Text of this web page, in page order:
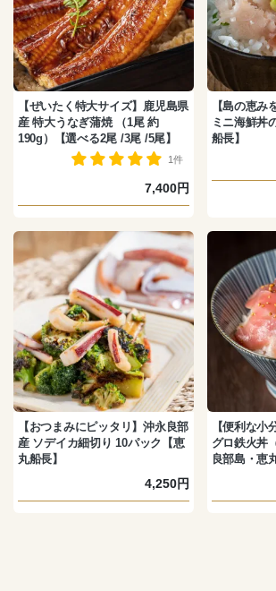
【ぜいたく特大サイズ】鹿児島県
産 特大うなぎ蒲焼 （1尾 約
190g）【選べる2尾 /3尾 /5尾】
1件
7,400円
【島の恵み
ミニ海鮮丼
船長】
【おつまみにピッタリ】沖永良部
産 ソデイカ細切り 10パック【恵
丸船長】
4,250円
【便利な小
グロ鉄火丼
良部島・恵